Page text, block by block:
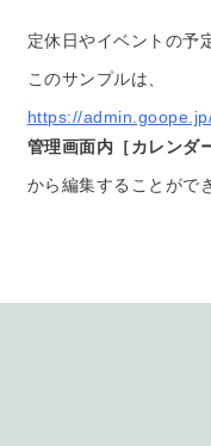
定休日やイベントの予
このサンプルは、
https://
管理画面内［カレンダ
から編集することがで